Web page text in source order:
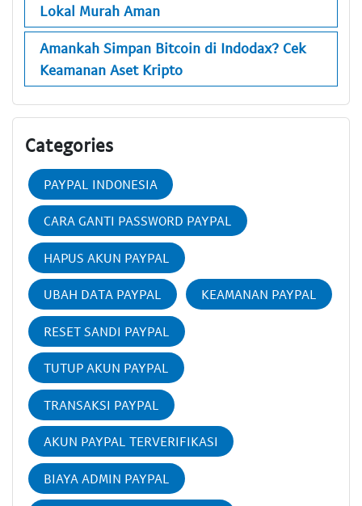
Lokal Murah Aman
Amankah Simpan Bitcoin di Indodax? Cek
Keamanan Aset Kripto
Categories
PAYPAL INDONESIA
CARA GANTI PASSWORD PAYPAL
HAPUS AKUN PAYPAL
UBAH DATA PAYPAL KEAMANAN PAYPAL
RESET SANDI PAYPAL
TUTUP AKUN PAYPAL
TRANSAKSI PAYPAL
AKUN PAYPAL TERVERIFIKASI
BIAYA ADMIN PAYPAL